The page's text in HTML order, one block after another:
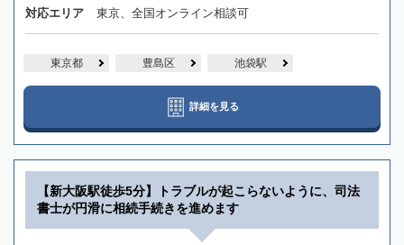
対応エリア 東京、全国オンライン相談可
東京都 豊島区 池袋駅
詳細を見る
【新大阪駅徒歩5分】トラブルが起こらないように、司法
書士が円滑に相続手続きを進めます